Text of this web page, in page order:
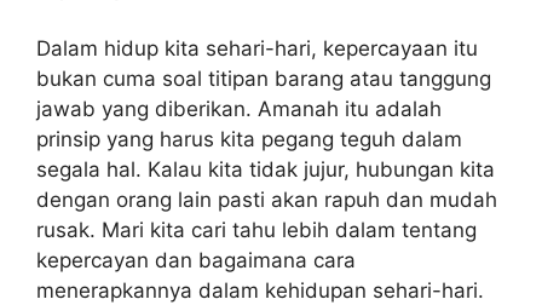
Dalam hidup kita sehari-hari, kepercayaan itu
bukan cuma soal titipan barang atau tanggung
jawab yang diberikan. Amanah itu adalah
prinsip yang harus kita pegang teguh dalam
segala hal. Kalau kita tidak jujur, hubungan kita
dengan orang lain pasti akan rapuh dan mudah
rusak. Mari kita cari tahu lebih dalam tentang
kepercayan dan bagaimana cara
menerapkannya dalam kehidupan sehari-hari.